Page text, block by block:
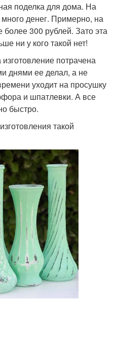
поделка для дома. На
много денег. Примерно, на
300 рублей. Зато эта
ни у кого такой нет!
потрачена
днями ее делал, а не
уходит на просушку
и шпатлевки. А все
быстро.
такой